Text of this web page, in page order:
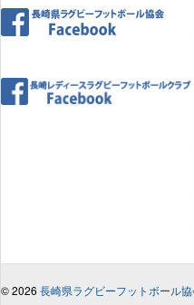
© 2026 長崎県ラグビーフットボール